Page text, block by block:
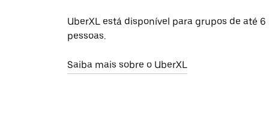
UberXL está disponível para grupos de até 6
pessoas.
Saiba mais sobre o UberXL